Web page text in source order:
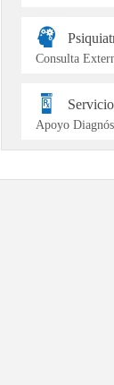
Consulta
Apoyo